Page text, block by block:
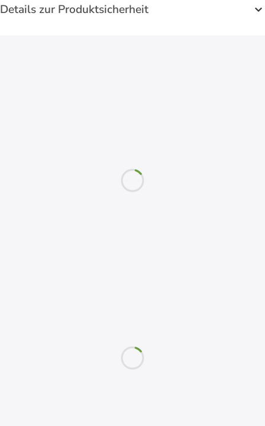
Details zur Produktsicherheit